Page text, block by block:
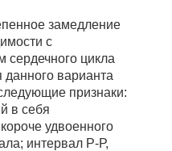
замедление
с
цикла
варианта
признаки:
в себя
удвоенного
интервал Р-Р,